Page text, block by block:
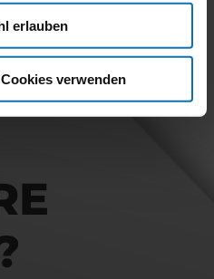
erlauben
verwenden